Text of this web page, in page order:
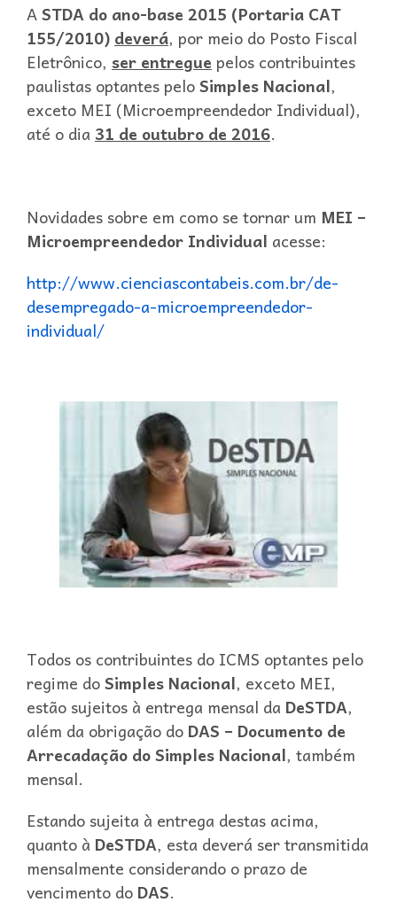
ASTDA do ano-base 2015 (Portaria CAT
155/2010) deverá, por meio do Posto Fiscal
Eletrônico, ser entregue pelos contribuintes
paulistas optantes peloSimples Nacional,
exceto MEI (Microempreendedor Individual),
até o dia 31 de outubro de 2016.
Novidades sobre em como se tornar um MEI –
Microempreendedor Individual acesse:
http://www.cienciascontabeis.com.br/de-
desempregado-a-microempreendedor-
individual/
Todos os contribuintes do ICMS optantes pelo
regime doSimples Nacional, exceto MEI,
estão sujeitos à entrega mensal da DeSTDA,
além da obrigação do DAS – Documento de
Arrecadação do Simples Nacional, também
mensal.
Estando sujeita à entrega destas acima,
quanto à DeSTDA, esta deverá ser transmitida
mensalmente considerando o prazo de
vencimento do DAS.